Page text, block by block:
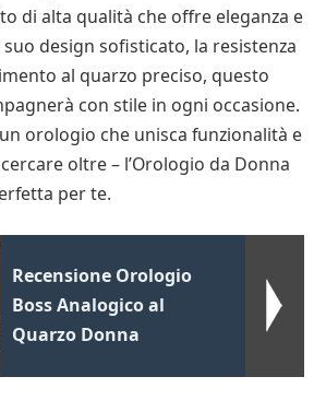
di alta qualità che offre eleganza e
design sofisticato, la resistenza
al quarzo preciso, questo
con stile in ogni occasione.
orologio che unisca funzionalità e
oltre – l’Orologio da Donna
per te.
Recensione Orologio
Boss Analogico al
Quarzo Donna